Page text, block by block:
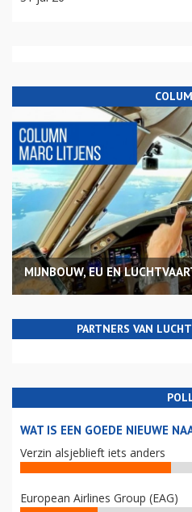
MIJNBOUW, EU EN
PARTNERS VAN
WAT IS EEN GOEDE NIEUWE
Verzin alsjeblieft iets anders
European Airlines Group (EAG)